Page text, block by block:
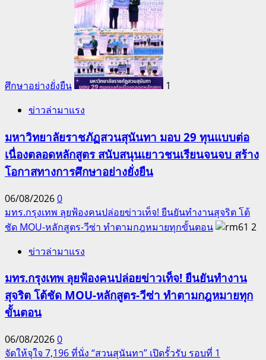
ศึกษาอย่างยั่งยืน
1
ข่าวล่ามาแรง
มหาวิทยาลัยราชภัฏสวนสุนันทา มอบ 29 ทุนแบบต่อ
เนื่องตลอดหลักสูตร สนับสนุนเยาวชนเรียนจนจบ สร้าง
โอกาสทางการศึกษาอย่างยั่งยืน
06/08/20260
มทร.กรุงเทพ ลุยฟ้องคนปล่อยข่าวเท็จ! ยืนยันทำงานสุจริต โต้
ชัด MOU-หลักสูตร-วีซ่า ทำตามกฎหมายทุกขั้นตอน
2
ข่าวล่ามาแรง
มทร.กรุงเทพ ลุยฟ้องคนปล่อยข่าวเท็จ! ยืนยันทำงาน
สุจริต โต้ชัด MOU-หลักสูตร-วีซ่า ทำตามกฎหมายทุก
ขั้นตอน
06/08/20260
จัดให้จุใจ 7,196 ที่นั่ง “สวนสุนันทา” เปิดรั้วรับ รอบที่ 1